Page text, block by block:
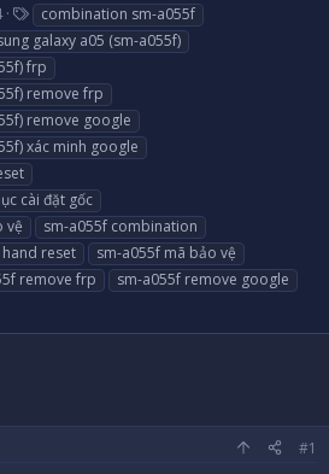
T
a
g
s
combination sm-a055f
galaxy a05 (sm-a055f)
frp
remove frp
remove google
xác minh google
cài đặt gốc
vệ
sm-a055f combination
reset
sm-a055f mã bảo vệ
remove frp
sm-a055f remove google
#1